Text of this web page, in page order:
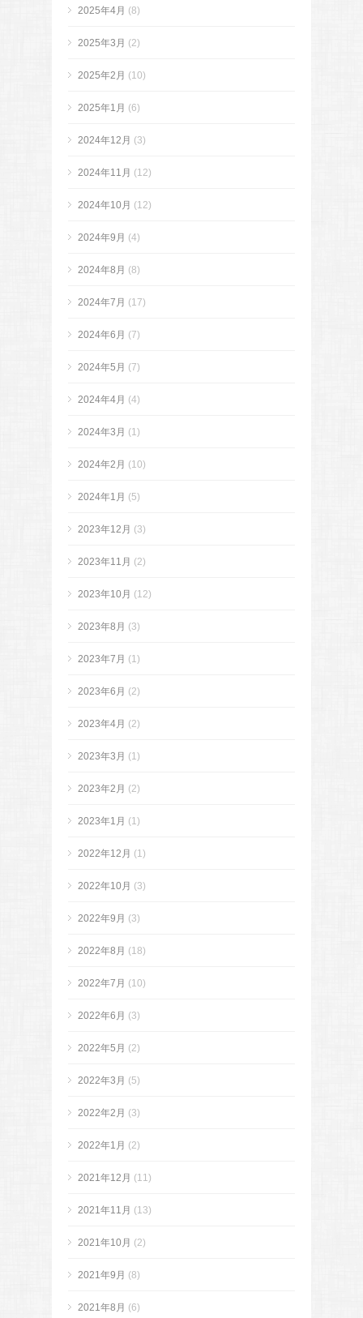
2025年4月 (8)
2025年3月 (2)
2025年2月 (10)
2025年1月 (6)
2024年12月 (3)
2024年11月 (12)
2024年10月 (12)
2024年9月 (4)
2024年8月 (8)
2024年7月 (17)
2024年6月 (7)
2024年5月 (7)
2024年4月 (4)
2024年3月 (1)
2024年2月 (10)
2024年1月 (5)
2023年12月 (3)
2023年11月 (2)
2023年10月 (12)
2023年8月 (3)
2023年7月 (1)
2023年6月 (2)
2023年4月 (2)
2023年3月 (1)
2023年2月 (2)
2023年1月 (1)
2022年12月 (1)
2022年10月 (3)
2022年9月 (3)
2022年8月 (18)
2022年7月 (10)
2022年6月 (3)
2022年5月 (2)
2022年3月 (5)
2022年2月 (3)
2022年1月 (2)
2021年12月 (11)
2021年11月 (13)
2021年10月 (2)
2021年9月 (8)
2021年8月 (6)